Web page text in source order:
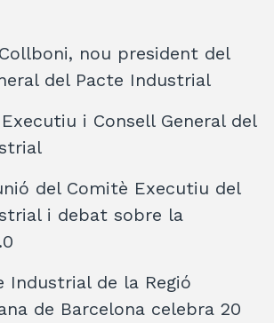
nou president del
del Pacte Industrial
i Consell General del
del Comitè Executiu del
i debat sobre la
Industrial de la Regió
de Barcelona celebra 20